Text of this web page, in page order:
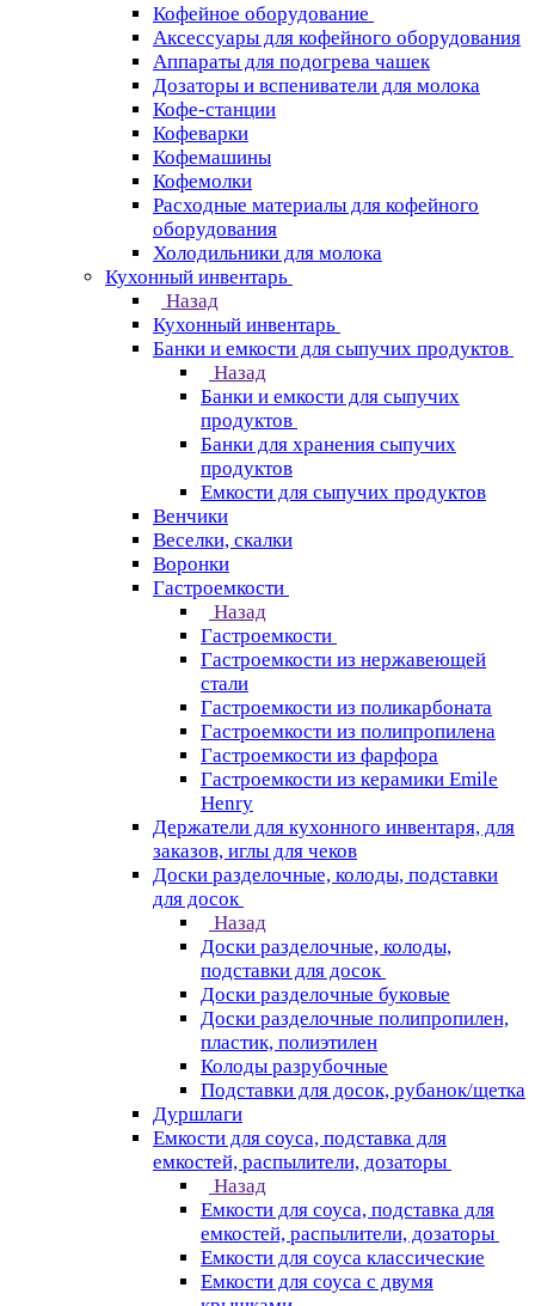
Кофейное оборудование
Аксессуары для кофейного оборудования
Аппараты для подогрева чашек
Дозаторы и вспениватели для молока
Кофе-станции
Кофеварки
Кофемашины
Кофемолки
Расходные материалы для кофейного
оборудования
Холодильники для молока
Кухонный инвентарь
Назад
Кухонный инвентарь
Банки и емкости для сыпучих продуктов
Назад
Банки и емкости для сыпучих
продуктов
Банки для хранения сыпучих
продуктов
Емкости для сыпучих продуктов
Венчики
Веселки, скалки
Воронки
Гастроемкости
Назад
Гастроемкости
Гастроемкости из нержавеющей
стали
Гастроемкости из поликарбоната
Гастроемкости из полипропилена
Гастроемкости из фарфора
Гастроемкости из керамики Emile
Henry
Держатели для кухонного инвентаря, для
заказов, иглы для чеков
Доски разделочные, колоды, подставки
для досок
Назад
Доски разделочные, колоды,
подставки для досок
Доски разделочные буковые
Доски разделочные полипропилен,
пластик, полиэтилен
Колоды разрубочные
Подставки для досок, рубанок/щетка
Дуршлаги
Емкости для соуса, подставка для
емкостей, распылители, дозаторы
Назад
Емкости для соуса, подставка для
емкостей, распылители, дозаторы
Емкости для соуса классические
Емкости для соуса с двумя